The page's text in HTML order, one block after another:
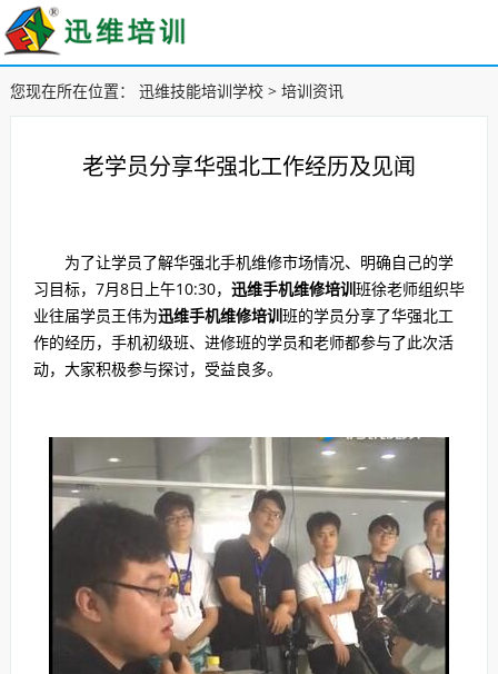
您现在所在位置： 迅维技能培训学校> 培训资讯
老学员分享华强北工作经历及见闻
为了让学员了解华强北手机维修市场情况、明确自己的学
习目标，7月8日上午10:30， 迅维手机维修培训班徐老师组织毕
业往届学员王伟为迅维手机维修培训班的学员分享了华强北工
作的经历，手机初级班、进修班的学员和老师都参与了此次活
动，大家积极参与探讨，受益良多。